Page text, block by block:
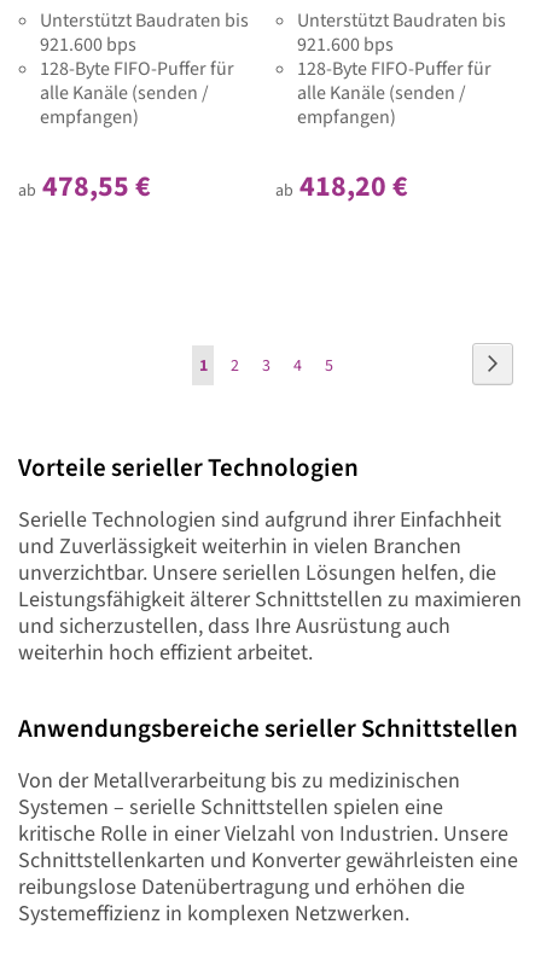
Unterstützt Baudraten bis
921.600 bps
128-Byte FIFO-Puffer für
alle Kanäle (senden /
empfangen)
ab 478,55 €
Unterstützt Baudraten bis
921.600 bps
128-Byte FIFO-Puffer für
alle Kanäle (senden /
empfangen)
ab 418,20 €
Seite
Sie
Seite
1 Seite
2 Seite
3 Seite
4 Seite
5
Vorteile serieller Technologien
Serielle Technologien sind aufgrund ihrer Einfachheit
und Zuverlässigkeit weiterhin in vielen Branchen
unverzichtbar. Unsere seriellen Lösungen helfen, die
Leistungsfähigkeit älterer Schnittstellen zu maximieren
und sicherzustellen, dass Ihre Ausrüstung auch
weiterhin hoch effizient arbeitet.
Anwendungsbereiche serieller Schnittstellen
Von der Metallverarbeitung bis zu medizinischen
Systemen – serielle Schnittstellen spielen eine
kritische Rolle in einer Vielzahl von Industrien. Unsere
Schnittstellenkarten und Konverter gewährleisten eine
reibungslose Datenübertragung und erhöhen die
Systemeffizienz in komplexen Netzwerken.